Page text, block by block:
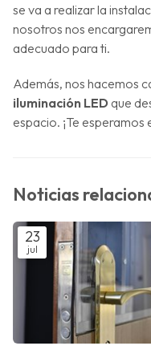
se va a realizar la
nosotros nos
adecuado para ti.
Además, nos hacemos
iluminación LED que
espacio. ¡Te esperamos
Noticias
23
jul